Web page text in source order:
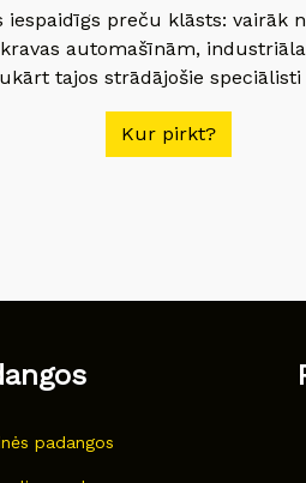
preču klāsts:
automašīnām,
tajos strādājošie
Kur pirkt?
padangos